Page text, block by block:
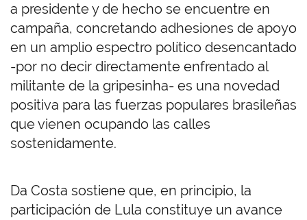
a presidente y de hecho se encuentre en
campaña, concretando adhesiones de apoyo
en un amplio espectro político desencantado
-por no decir directamente enfrentado al
militante de la gripesinha- es una novedad
positiva para las fuerzas populares brasileñas
que vienen ocupando las calles
sostenidamente.
Da Costa sostiene que, en principio, la
participación de Lula constituye un avance